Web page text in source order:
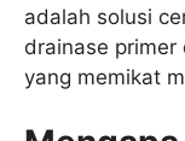
adalah solusi
drainase
yang memikat